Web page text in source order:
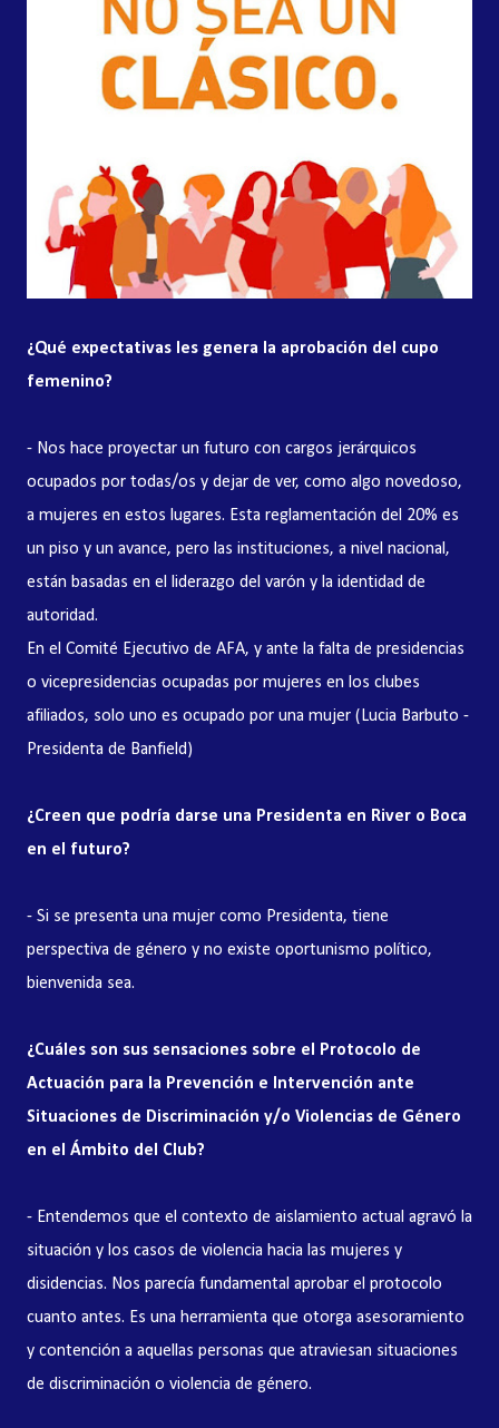
¿Qué expectativas les genera la aprobación del cupo
femenino?
- Nos hace proyectar un futuro con cargos jerárquicos
ocupados por todas/os y dejar de ver, como algo novedoso,
a mujeres en estos lugares. Esta reglamentación del 20% es
un piso y un avance, pero las instituciones, a nivel nacional,
están basadas en el liderazgo del varón y la identidad de
autoridad.
En el Comité Ejecutivo de AFA, y ante la falta de presidencias
o vicepresidencias ocupadas por mujeres en los clubes
afiliados, solo uno es ocupado por una mujer (Lucia Barbuto -
Presidenta de Banfield)
¿Creen que podría darse una Presidenta en River o Boca
en el futuro?
- Si se presenta una mujer como Presidenta, tiene
perspectiva de género y no existe oportunismo político,
bienvenida sea.
¿Cuáles son sus sensaciones sobre el
Protocolo de
Actuación para la Prevención e Intervención ante
Situaciones de Discriminación y/o Violencias de Género
en el Ámbito del Club?
- Entendemos que el contexto de aislamiento actual agravó la
situación y los casos de violencia hacia las mujeres y
disidencias. Nos parecía fundamental aprobar el protocolo
cuanto antes. Es una herramienta que otorga asesoramiento
y contención a aquellas personas que atraviesan situaciones
de discriminación o violencia de género.